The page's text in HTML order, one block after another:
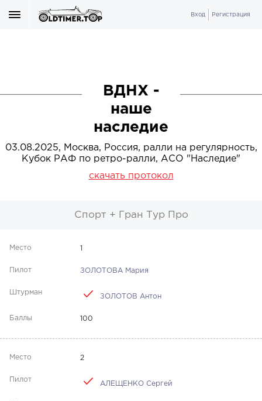
Вход Регистрация
ВДНХ -
наше
наследие
03.08.2025, Москва, Россия, ралли на регулярность,
Кубок РАФ по ретро-ралли, АСО "Наследие"
скачать протокол
Спорт + Гран Тур Про
1
ЗОЛОТОВА Мария
ЗОЛОТОВ Антон
100
2
АЛЕЩЕНКО Сергей